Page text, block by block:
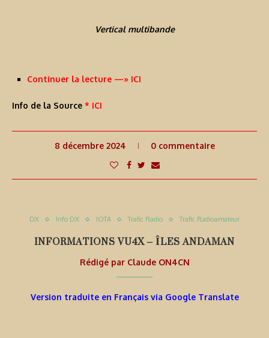
Vertical multibande
Continuer la lecture —» ICI
Info de la Source * ICI
8 décembre 2024 0 commentaire
DX Info DX IOTA Trafic Radio Trafic Radioamateur
INFORMATIONS VU4X – ÎLES ANDAMAN
Rédigé par Claude ON4CN
Version traduite en Français via Google Translate